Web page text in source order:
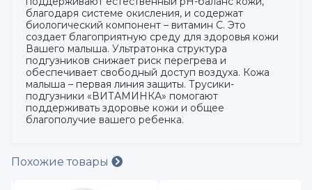
благодаря системе окисления, и содержат
биологический компонент – витамин С. Это
создает благоприятную среду для здоровья кожи
Вашего малыша. Ультратонка структура
подгузников снижает риск перегрева и
обеспечивает свободный доступ воздуха. Кожа
малыша – первая линия защиты. Трусики-
подгузники «ВИТАМИНКА» помогают
поддерживать здоровье кожи и общее
благополучие вашего ребенка.
Похожие товары